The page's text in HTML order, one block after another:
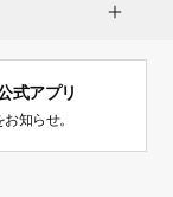
式アプリ
知らせ。